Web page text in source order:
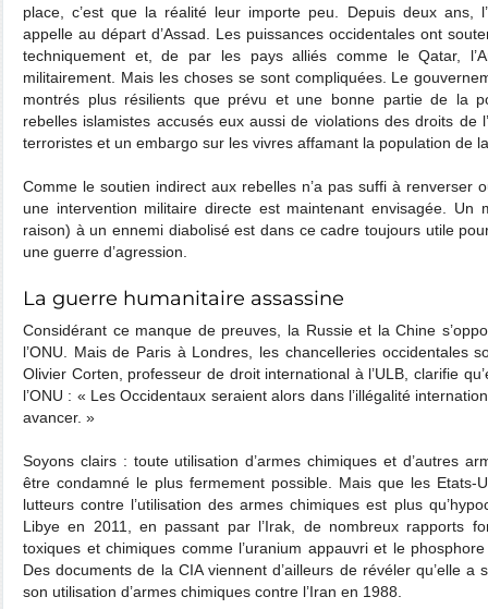
place, c’est que la réalité leur importe peu. Depuis deux ans,
appelle au départ d’Assad. Les puissances occidentales ont
techniquement et, de par les pays alliés comme le Qatar,
militairement. Mais les choses se sont compliquées. Le
montrés plus résilients que prévu et une bonne partie de la
rebelles islamistes accusés eux aussi de violations des droits de
terroristes et un embargo sur les vivres affamant la population de la
Comme le soutien indirect aux rebelles n’a pas suffi à renverser
une intervention militaire directe est maintenant envisagée.
raison) à un ennemi diabolisé est dans ce cadre toujours utile
une guerre d’agression.
La guerre humanitaire assassine
Considérant ce manque de preuves, la Russie et la Chine
l’ONU. Mais de Paris à Londres, les chancelleries occidentales
Olivier Corten, professeur de droit international à l’ULB, clarifie
l’ONU : « Les Occidentaux seraient alors dans l’illégalité
avancer. »
Soyons clairs : toute utilisation d’armes chimiques et d’autres
être condamné le plus fermement possible. Mais que les Etats-
lutteurs contre l’utilisation des armes chimiques est plus
Libye en 2011, en passant par l’Irak, de nombreux rapports
toxiques et chimiques comme l’uranium appauvri et le
Des documents de la CIA viennent d’ailleurs de révéler qu’elle a
son utilisation d’armes chimiques contre l’Iran en 1988.